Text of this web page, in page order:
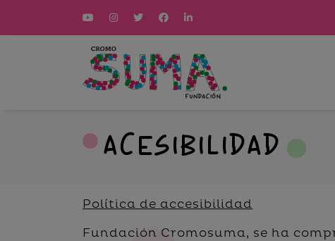
Acesibilidad
Política de accesibilidad
Fundación Cromosuma, se ha